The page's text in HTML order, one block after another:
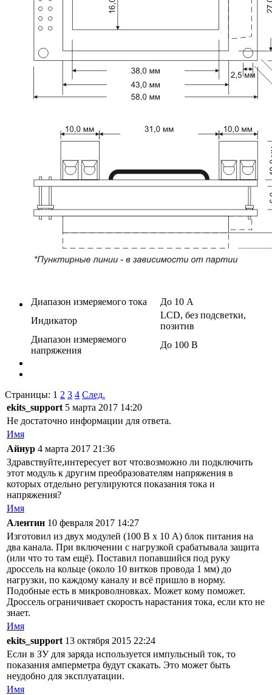
Диапазон измеряемого тока
До 10 А
Индикатор
LCD, без подсветки,
позитив
Диапазон измеряемого
напряжения
До 100 В
Страницы: 1 2 3 4 След.
ekits_support 5 марта 2017 14:20
Не достаточно информации для ответа.
Имя
Айнур 4 марта 2017 21:36
Здравствуйте,интересует вот что:возможно ли подключить
этот модуль к другим преобразователям напряжения в
которых отдельно регулируются показания тока и
напряжения?
Имя
Алентин 10 февраля 2017 14:27
Изготовил из двух модулей (100 В х 10 А) блок питания на
два канала. При включении с нагрузкой срабатывала защита
(или что то там ещё). Поставил попавшийся под руку
дроссель на кольце (около 10 витков провода 1 мм) до
нагрузки, по каждому каналу и всё пришло в норму.
Подобные есть в микроволновках. Может кому поможет.
Дроссель ограничивает скорость нарастания тока, если кто не
знает.
Имя
ekits_support 13 октября 2015 22:24
Если в ЗУ для заряда используется импульсный ток, то
показания амперметра будут скакать. Это может быть
неудобно для эксплуатации.
Имя